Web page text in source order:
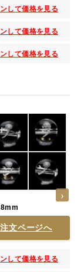
して価格を見る
して価格を見る
して価格を見る
8mm
文ページへ
して価格を見る